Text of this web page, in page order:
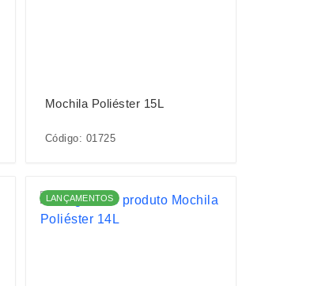
Mochila Poliéster 15L
Código: 01725
LANÇAMENTOS